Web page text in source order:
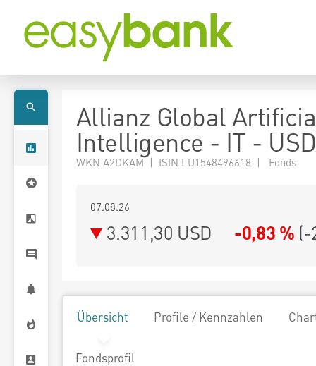
Allianz Global
Intelligence - IT - USD
WKN A2DKAM | ISIN LU1548496618 | Fonds
07.08.26
3.311,30 USD -0,83 % (-
Übersicht Profile / Kennzahlen
Fondsprofil